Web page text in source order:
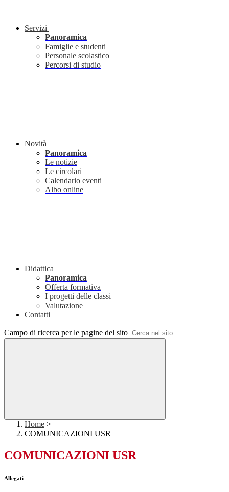
Servizi
Panoramica
Famiglie e studenti
Personale scolastico
Percorsi di studio
Novità
Panoramica
Le notizie
Le circolari
Calendario eventi
Albo online
Didattica
Panoramica
Offerta formativa
I progetti delle classi
Valutazione
Contatti
Campo di ricerca per le pagine del sito
Home >
COMUNICAZIONI USR
COMUNICAZIONI USR
Allegati